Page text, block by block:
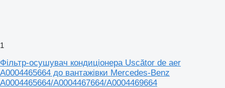
1
Фільтр-осушувач кондиціонера Uscător de aer
A0004465664 до вантажівки Mercedes-Benz
A0004465664/A0004467664/A0004469664